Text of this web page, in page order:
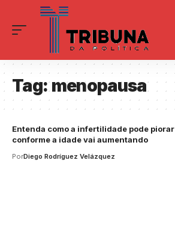
Tag:menopausa
Entenda como a infertilidade pode piorar
conforme a idade vai aumentando
PorDiego Rodríguez Velázquez